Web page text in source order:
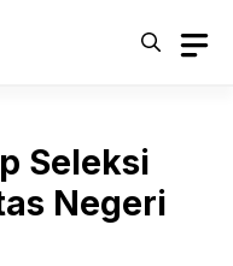
Seleksi
Negeri